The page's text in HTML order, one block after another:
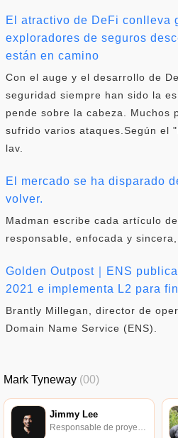
El atractivo de DeFi conlleva
exploradores de seguros
están en camino
Con el auge y el desarrollo de
seguridad siempre han sido la
pende sobre la cabeza. Muchos
sufrido varios ataques.Según el
lav.
El mercado se ha disparado
volver.
Madman escribe cada artículo
responsable, enfocada y
Golden Outpost｜ENS
2021 e implementa L2 para
Brantly Millegan, director de
Domain Name Service (ENS).
Mark Tyneway (00)
Jimmy Lee